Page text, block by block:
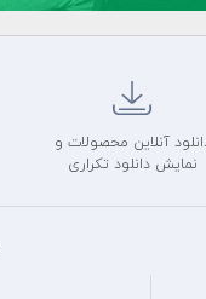
آنلاین محصولات و
نمایش دانلود تکراری